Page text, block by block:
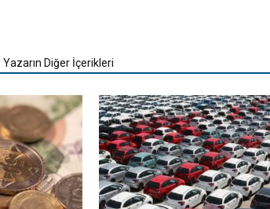
Yazarın Diğer İçerikleri